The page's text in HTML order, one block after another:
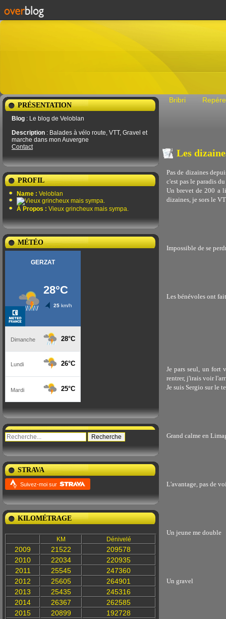
PRÉSENTATION
Blog : Le blog de Veloblan
Description : Balades à vélo route, VTT, Gravel et
marche dans mon Auvergne
Contact
PROFIL
Name : Veloblan
À Propos : Vieux grincheux mais sympa.
MÉTÉO
STRAVA
Suivez-moi sur
KILOMÉTRAGE
KM Dénivelé
2009 21522
209578
2010
22034
220935
2011
25545
247360
2012
25605
264901
2013
25435
245316
2014
26367
262585
2015
20899
192728
Bribri
Les
Pas de dizaines
c'est pas le paradis
Un brevet de 200 a
dizaines, je sors le
Impossible de se
Les bénévoles ont
Je pars seul, un fort
rentrer, j'irais voir
Je suis Sergio sur le
Grand calme en
L'avantage, pas de
Un jeune me double
Un gravel